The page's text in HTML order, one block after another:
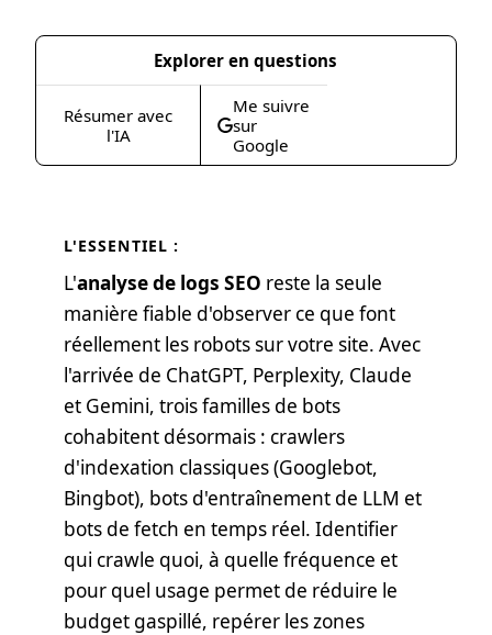
Explorer en questions
Résumer avec
l'IA
Me suivre
sur
Google
L'ESSENTIEL :
L'analyse de logs SEO reste la seule
manière fiable d'observer ce que font
réellement les robots sur votre site. Avec
l'arrivée de ChatGPT, Perplexity, Claude
et Gemini, trois familles de bots
cohabitent désormais : crawlers
d'indexation classiques (Googlebot,
Bingbot), bots d'entraînement de LLM et
bots de fetch en temps réel. Identifier
qui crawle quoi, à quelle fréquence et
pour quel usage permet de réduire le
budget gaspillé, repérer les zones